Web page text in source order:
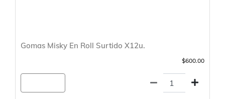
Gomas Misky En Roll Surtido X12u.
$600.00